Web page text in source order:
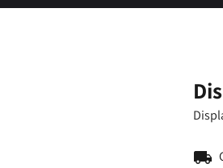
local_shipping